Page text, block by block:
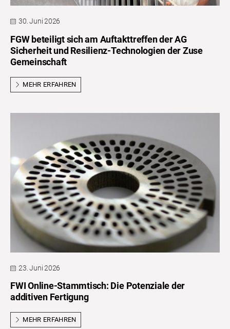
30. Juni 2026
FGW beteiligt sich am Auftakttreffen der AG
Sicherheit und Resilienz-Technologien der Zuse
Gemeinschaft
MEHR ERFAHREN
23. Juni 2026
FWI Online-Stammtisch: Die Potenziale der
additiven Fertigung
MEHR ERFAHREN